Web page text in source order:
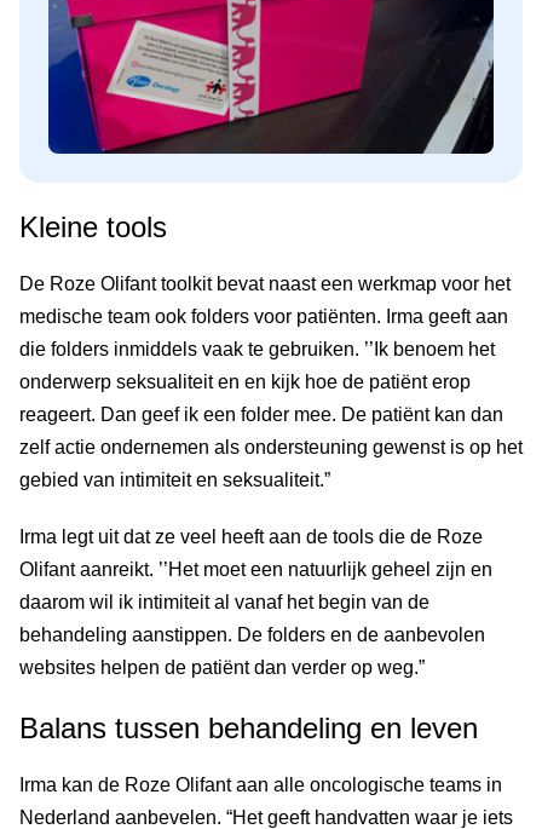
Kleine tools
De Roze Olifant toolkit bevat naast een werkmap voor het
medische team ook folders voor patiënten. Irma geeft aan
die folders inmiddels vaak te gebruiken. ’’Ik benoem het
onderwerp seksualiteit en en kijk hoe de patiënt erop
reageert. Dan geef ik een folder mee. De patiënt kan dan
zelf actie ondernemen als ondersteuning gewenst is op het
gebied van intimiteit en seksualiteit.”
Irma legt uit dat ze veel heeft aan de tools die de Roze
Olifant aanreikt. ’’Het moet een natuurlijk geheel zijn en
daarom wil ik intimiteit al vanaf het begin van de
behandeling aanstippen. De folders en de aanbevolen
websites helpen de patiënt dan verder op weg.”
Balans tussen behandeling en leven
Irma kan de Roze Olifant aan alle oncologische teams in
Nederland aanbevelen. “Het geeft handvatten waar je iets